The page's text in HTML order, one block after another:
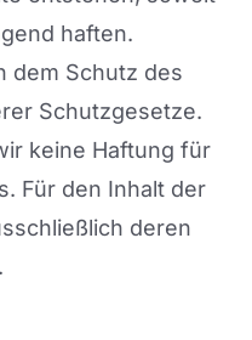
haften.
dem Schutz des
Schutzgesetze.
keine Haftung für
Für den Inhalt der
deren